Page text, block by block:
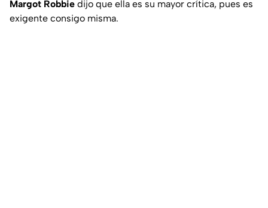
Margot Robbie dijo que ella es su mayor crítica, pues es
exigente consigo misma.